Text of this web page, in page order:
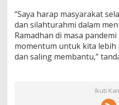
“Saya harap masyarakat
dan silahturahmi dalam
Ramadhan di masa
momentum untuk kita lebih
dan saling membantu,”
Ikuti